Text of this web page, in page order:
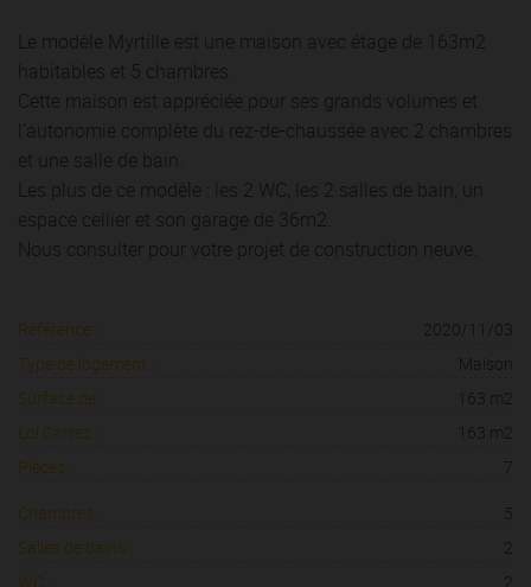
Le modèle Myrtille est une maison avec étage de 163m2
habitables et 5 chambres.
Cette maison est appréciée pour ses grands volumes et
l’autonomie complète du rez-de-chaussée avec 2 chambres
et une salle de bain.
Les plus de ce modèle : les 2 WC, les 2 salles de bain, un
espace cellier et son garage de 36m2.
Nous consulter pour votre projet de construction neuve.
Référence :
2020/11/03
Type de logement :
Maison
Surface de :
163 m2
Loi Carrez :
163 m2
Pièces :
7
Chambres :
5
Salles de bains :
2
WC :
2